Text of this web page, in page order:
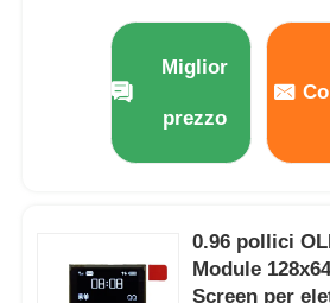
Modulo display OLED
Esposizione LCD dell'automobile
Pannello LCD del touch screen
Miglior
prezzo
0.96 pollici
Module
Screen per